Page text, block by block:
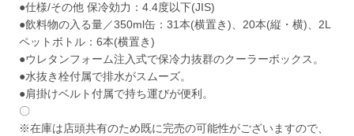
●仕様/その他 保冷効力：4.4度以下(JIS)
●飲料物の入る量／350ml缶：31本(横置き)、20本(縦・横)、2L
ペットボトル：6本(横置き)
●ウレタンフォーム注入式で保冷力抜群のクーラーボックス。
●水抜き栓付属で排水がスムーズ。
●肩掛けベルト付属で持ち運びが便利。
〇
※在庫は店頭共有のため既に完売の可能性がございますので、